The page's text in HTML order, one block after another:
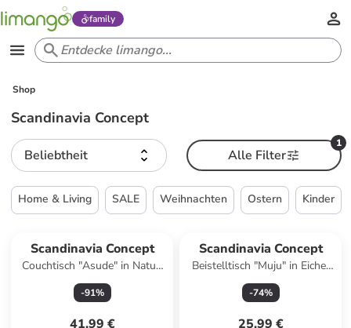
family
Shop
Scandinavia Concept
Beliebtheit
1
Alle Filter
Home & Living SALE Weihnachten Ostern Kinder
Scandinavia Concept
Couchtisch "Asude" in Natur/
Schwarz - (B)95 x (H)55 x
(T)43 cm
-91%
41,99 €
Scandinavia Concept
Beistelltisch "Muju" in Eiche/
Anthrazit - (B)40 x (H)57 x
(T)30 cm
-74%
25,99 €